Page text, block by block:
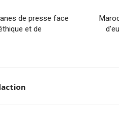
de presse face
et de